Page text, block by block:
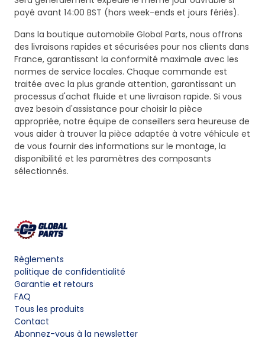
payé avant 14:00 BST (hors week-ends et jours fériés).
Dans la boutique automobile Global Parts, nous offrons
des livraisons rapides et sécurisées pour nos clients dans
France, garantissant la conformité maximale avec les
normes de service locales. Chaque commande est
traitée avec la plus grande attention, garantissant un
processus d'achat fluide et une livraison rapide. Si vous
avez besoin d'assistance pour choisir la pièce
appropriée, notre équipe de conseillers sera heureuse de
vous aider à trouver la pièce adaptée à votre véhicule et
de vous fournir des informations sur le montage, la
disponibilité et les paramètres des composants
sélectionnés.
Règlements
politique de confidentialité
Garantie et retours
FAQ
Tous les produits
Contact
Abonnez-vous à la newsletter